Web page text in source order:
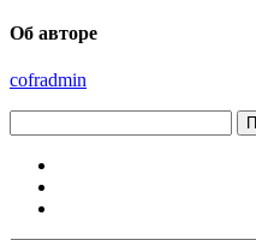
Об авторе
cofradmin